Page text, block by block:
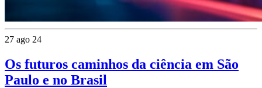
27 ago 24
Os futuros caminhos da ciência em São
Paulo e no Brasil